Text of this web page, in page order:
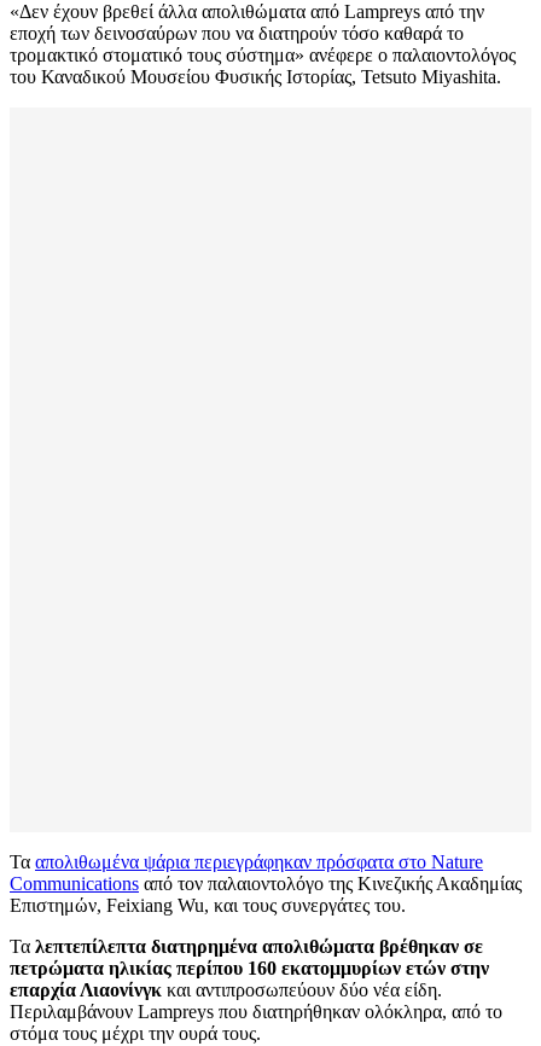
«Δεν έχουν βρεθεί άλλα απολιθώματα από Lampreys από την
εποχή των δεινοσαύρων που να διατηρούν τόσο καθαρά το
τρομακτικό στοματικό τους σύστημα» ανέφερε ο παλαιοντολόγος
του Καναδικού Μουσείου Φυσικής Ιστορίας, Tetsuto Miyashita.
Τα απολιθωμένα ψάρια περιεγράφηκαν πρόσφατα στο Nature
Communications από τον παλαιοντολόγο της Κινεζικής Ακαδημίας
Επιστημών, Feixiang Wu, και τους συνεργάτες του.
Τα λεπτεπίλεπτα διατηρημένα απολιθώματα βρέθηκαν σε
πετρώματα ηλικίας περίπου 160 εκατομμυρίων ετών στην
επαρχία Λιαονίνγκ και αντιπροσωπεύουν δύο νέα είδη.
Περιλαμβάνουν Lampreys που διατηρήθηκαν ολόκληρα, από το
στόμα τους μέχρι την ουρά τους.